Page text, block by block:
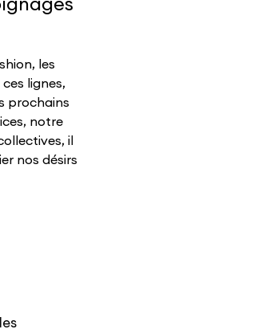
les
lignes,
prochains
notre
il
nos désirs